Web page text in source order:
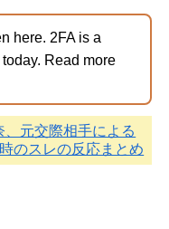
here. 2FA is a
Read more
、元交際相手による
のスレの反応まとめ